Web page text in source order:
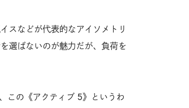
スなどが代表的なアイソメトリ
選ばないのが魅力だが、負荷を
この《アクティブ 5》というわ